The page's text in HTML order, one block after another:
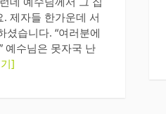
제자들 한가운데 서
셨습니다. “여러분에
예수님은 못자국 난
]